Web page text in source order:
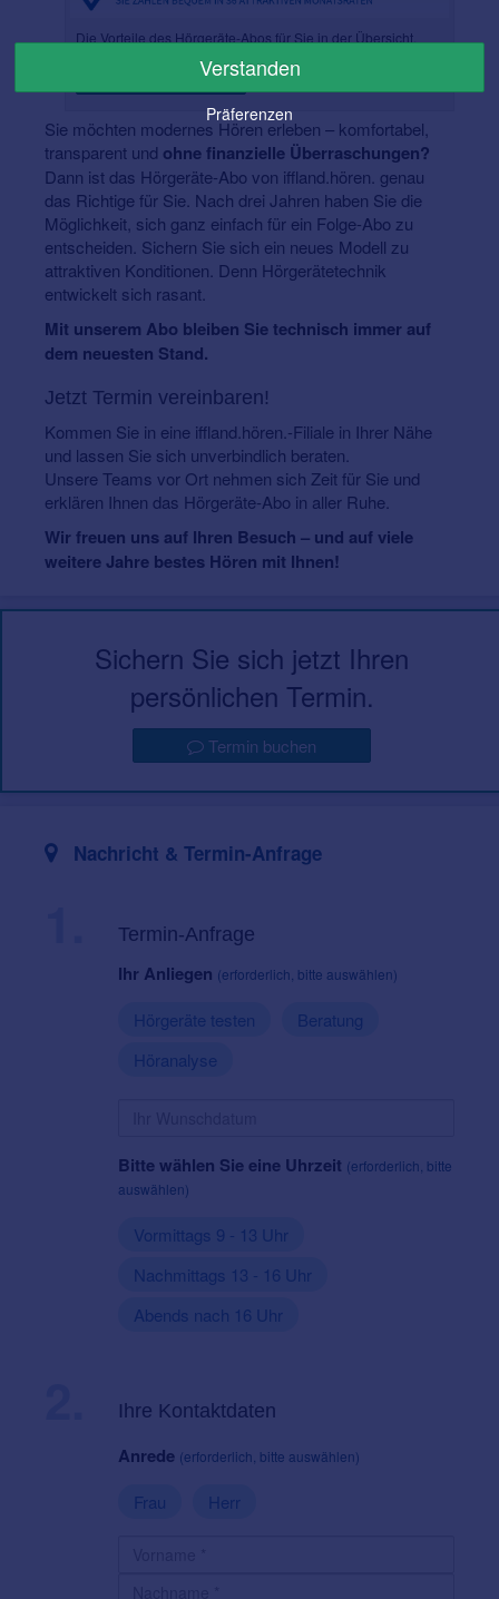
Die Vorteile des Hörgeräte-Abos für Sie in der Übersicht.
Zum Hörgeräte-Abo
Sie möchten modernes Hören erleben – komfortabel,
transparent und ohne finanzielle Überraschungen?
Dann ist das Hörgeräte-Abo von iffland.hören. genau
das Richtige für Sie. Nach drei Jahren haben Sie die
Möglichkeit, sich ganz einfach für ein Folge-Abo zu
entscheiden. Sichern Sie sich ein neues Modell zu
attraktiven Konditionen. Denn Hörgerätetechnik
entwickelt sich rasant.
Mit unserem Abo bleiben Sie technisch immer auf
dem neuesten Stand.
Jetzt Termin vereinbaren!
Kommen Sie in eine iffland.hören.-Filiale in Ihrer Nähe
und lassen Sie sich unverbindlich beraten.
Unsere Teams vor Ort nehmen sich Zeit für Sie und
erklären Ihnen das Hörgeräte-Abo in aller Ruhe.
Wir freuen uns auf Ihren Besuch – und auf viele
weitere Jahre bestes Hören mit Ihnen!
Sichern Sie sich jetzt Ihren
persönlichen Termin.
Termin buchen
Nachricht & Termin-Anfrage
Termin-Anfrage
Ihr Anliegen (erforderlich, bitte auswählen)
Hörgeräte testen
Beratung
Höranalyse
Bitte wählen Sie eine Uhrzeit (erforderlich, bitte
auswählen)
Vormittags 9 - 13 Uhr
Nachmittags 13 - 16 Uhr
Abends nach 16 Uhr
Ihre Kontaktdaten
Anrede (erforderlich, bitte auswählen)
Frau Herr
Verstanden
Präferenzen